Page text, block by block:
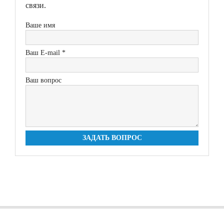
связи.
Ваше имя
Ваш E-mail *
Ваш вопрос
ЗАДАТЬ ВОПРОС